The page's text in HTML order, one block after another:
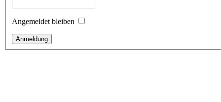
Angemeldet bleiben